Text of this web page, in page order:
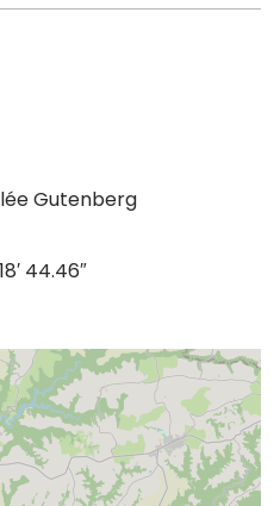
Gutenberg
44.46″